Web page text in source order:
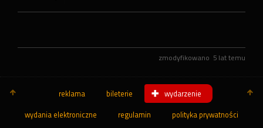
zmodyfikowano 5 lat temu
reklama bileterie wydarzenie
wydania elektroniczne regulamin polityka prywatności